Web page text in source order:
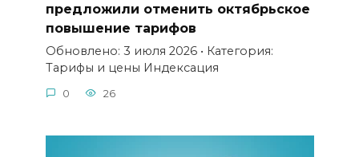
предложили отменить октябрьское
повышение тарифов
Обновлено: 3 июля 2026 • Категория:
Тарифы и цены Индексация
0 26